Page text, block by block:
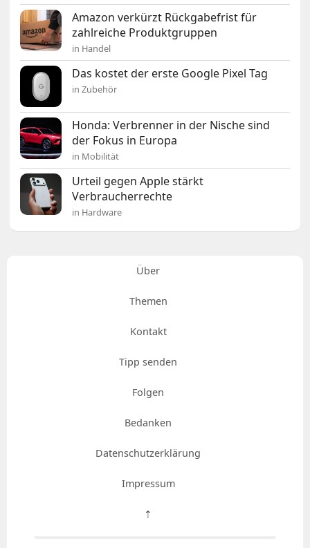
Amazon verkürzt Rückgabefrist für
zahlreiche Produktgruppen
in Handel
Das kostet der erste Google Pixel Tag
in Zubehör
Honda: Verbrenner in der Nische sind
der Fokus in Europa
in Mobilität
Urteil gegen Apple stärkt
Verbraucherrechte
in Hardware
Über
Themen
Kontakt
Tipp senden
Folgen
Bedanken
Datenschutzerklärung
Impressum
⇡